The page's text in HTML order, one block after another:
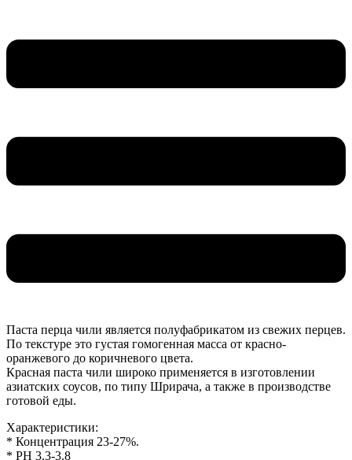
Паста перца чили является полуфабрикатом из свежих перцев.
По текстуре это густая гомогенная масса от красно-
оранжевого до коричневого цвета.
Красная паста чили широко применяется в изготовлении
азиатских соусов, по типу Шрирача, а также в производстве
готовой еды.
Характеристики:
* Концентрация 23-27%.
* PH 3.3-3.8